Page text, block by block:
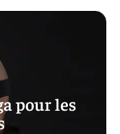
pour les